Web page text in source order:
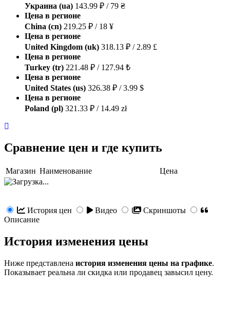
Украина (ua) 143.99 ₽ / 79 ₴
Цена в регионе
China (cn) 219.25 ₽ / 18 ¥
Цена в регионе
United Kingdom (uk) 318.13 ₽ / 2.89 £
Цена в регионе
Turkey (tr) 221.48 ₽ / 127.94 ₺
Цена в регионе
United States (us) 326.38 ₽ / 3.99 $
Цена в регионе
Poland (pl) 321.33 ₽ / 14.49 zł
Сравнение цен и где купить
Магазин Наименование Цена
История цен Видео
Скриншоты
Описание
История изменения цены
Ниже представлена история изменения цены на графике.
Показывает реальна ли скидка или продавец завысил цену.